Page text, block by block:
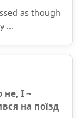
as though
...
I ~
на поїзд